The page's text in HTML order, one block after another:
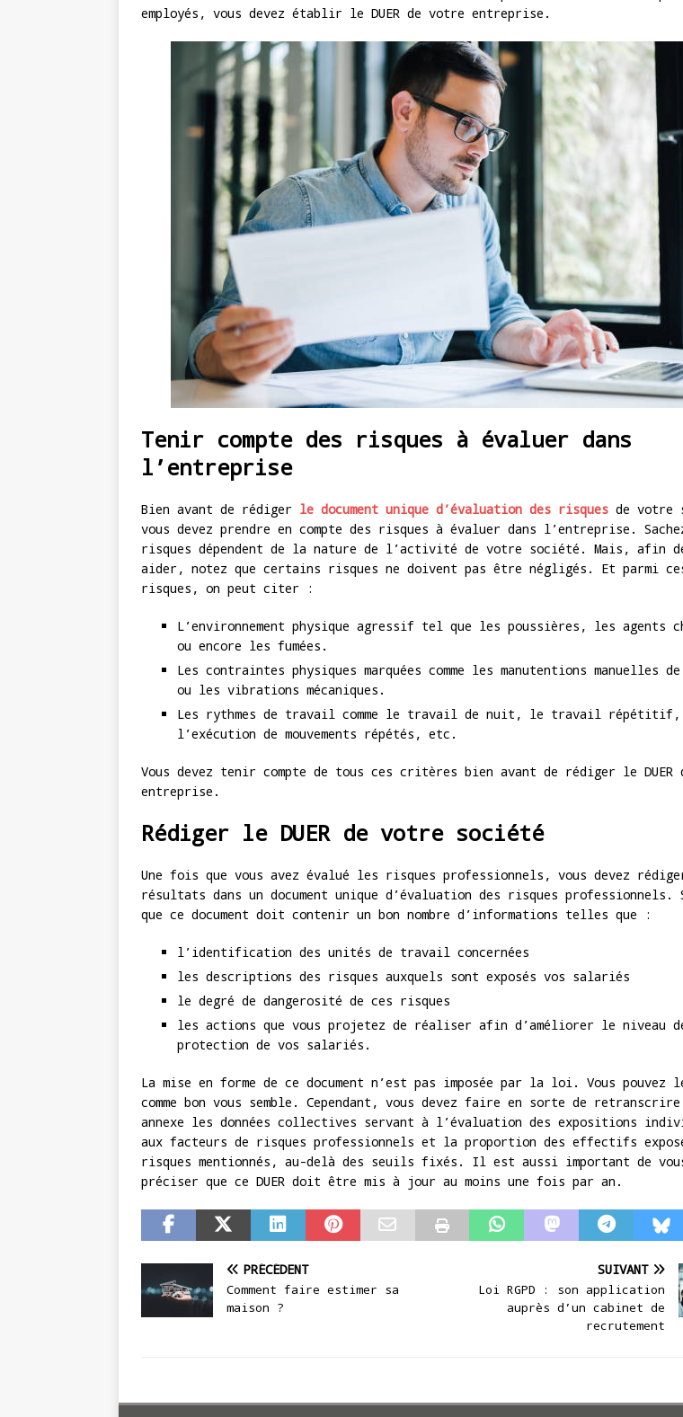
employés, vous devez établir le DUER de votre entreprise.
Tenir compte des risques à évaluer dans
l’entreprise
Bien avant de rédiger le document unique d’évaluation des risques de votre
vous devez prendre en compte des risques à évaluer dans l’entreprise.
risques dépendent de la nature de l’activité de votre société. Mais, afin
aider, notez que certains risques ne doivent pas être négligés. Et parmi
risques, on peut citer :
L’environnement physique agressif tel que les poussières, les agents
ou encore les fumées.
Les contraintes physiques marquées comme les manutentions manuelles
ou les vibrations mécaniques.
Les rythmes de travail comme le travail de nuit, le travail répétitif,
l’exécution de mouvements répétés, etc.
Vous devez tenir compte de tous ces critères bien avant de rédiger le DUER
entreprise.
Rédiger le DUER de votre société
Une fois que vous avez évalué les risques professionnels, vous devez
résultats dans un document unique d’évaluation des risques professionnels.
que ce document doit contenir un bon nombre d’informations telles que :
l’identification des unités de travail concernées
les descriptions des risques auxquels sont exposés vos salariés
le degré de dangerosité de ces risques
les actions que vous projetez de réaliser afin d’améliorer le niveau
protection de vos salariés.
La mise en forme de ce document n’est pas imposée par la loi. Vous pouvez
comme bon vous semble. Cependant, vous devez faire en sorte de retranscrire
annexe les données collectives servant à l’évaluation des expositions
aux facteurs de risques professionnels et la proportion des effectifs
risques mentionnés, au-delà des seuils fixés. Il est aussi important de
préciser que ce DUER doit être mis à jour au moins une fois par an.
PRÉCÉDENT
Comment faire estimer sa
maison ?
SUIVANT
Loi RGPD : son application
auprès d’un cabinet de
recrutement